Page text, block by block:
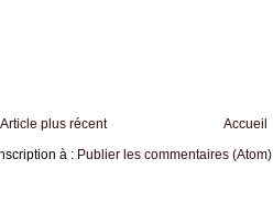
Article plus récent
Accueil
à : Publier les commentaires (Atom)